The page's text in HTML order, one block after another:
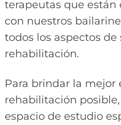
terapeutas que están
con nuestros
todos los aspectos de
rehabilitación.
Para brindar la mejor
rehabilitación
espacio de estudio